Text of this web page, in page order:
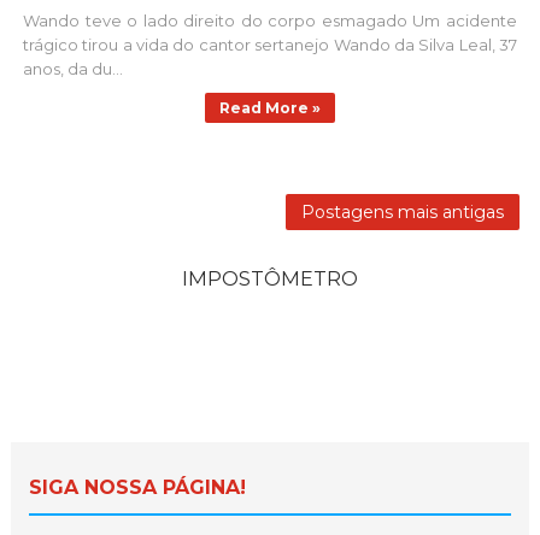
Wando teve o lado direito do corpo esmagado Um acidente
trágico tirou a vida do cantor sertanejo Wando da Silva Leal, 37
anos, da du...
Read More »
Postagens mais antigas
IMPOSTÔMETRO
SIGA NOSSA PÁGINA!